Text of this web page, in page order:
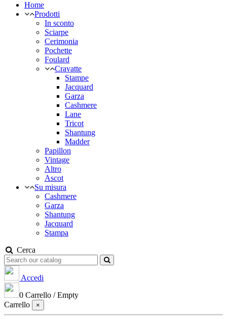
Home
Prodotti
In sconto
Sciarpe
Cerimonia
Pochette
Foulard
Cravatte
Stampe
Jacquard
Garza
Cashmere
Lane
Tricot
Shantung
Madder
Papillon
Vintage
Altro
Ascot
Su misura
Cashmere
Garza
Shantung
Jacquard
Stampa
Cerca
Accedi
0 Carrello /Empty
Carrello
×